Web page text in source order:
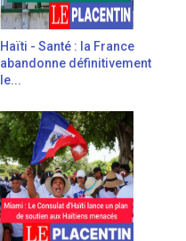
Haïti - Santé : la France
abandonne définitivement
le...